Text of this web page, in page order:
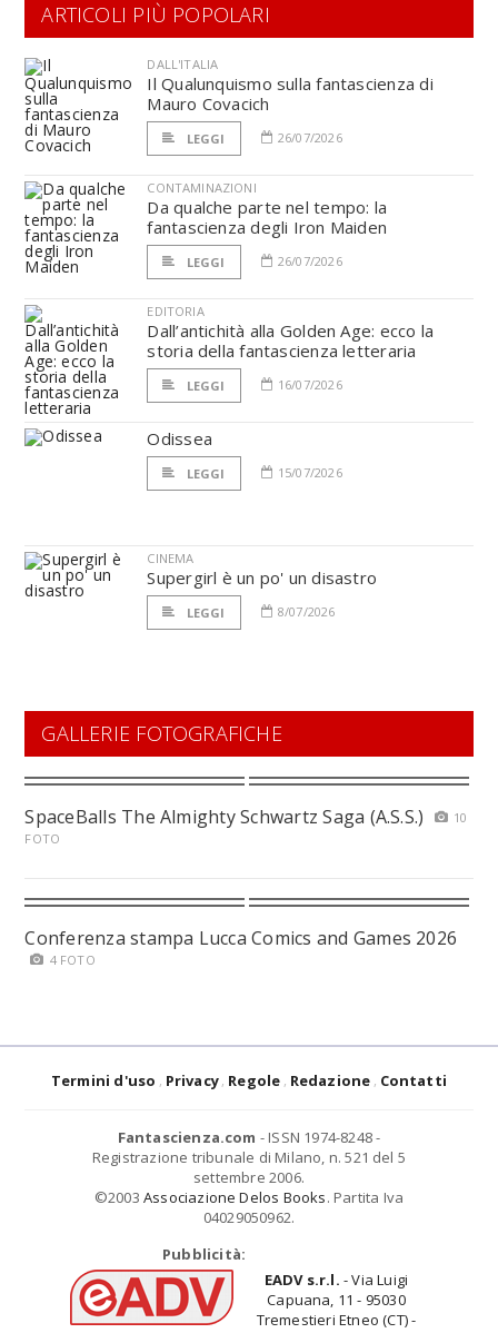
ARTICOLI PIÙ POPOLARI
DALL'ITALIA
Il Qualunquismo sulla fantascienza di
Mauro Covacich
LEGGI 26/07/2026
CONTAMINAZIONI
Da qualche parte nel tempo: la
fantascienza degli Iron Maiden
LEGGI 26/07/2026
EDITORIA
Dall’antichità alla Golden Age: ecco la
storia della fantascienza letteraria
LEGGI 16/07/2026
Odissea
LEGGI 15/07/2026
CINEMA
Supergirl è un po' un disastro
LEGGI 8/07/2026
GALLERIE FOTOGRAFICHE
SpaceBalls The Almighty Schwartz Saga (A.S.S.)
10
FOTO
Conferenza stampa Lucca Comics and Games 2026
4 FOTO
Termini d'uso Privacy Regole Redazione Contatti
Fantascienza.com - ISSN 1974-8248 -
Registrazione tribunale di Milano, n. 521 del 5
settembre 2006.
©2003 Associazione Delos Books. Partita Iva
04029050962.
Pubblicità:
EADV s.r.l. - Via Luigi
Capuana, 11 - 95030
Tremestieri Etneo (CT) -